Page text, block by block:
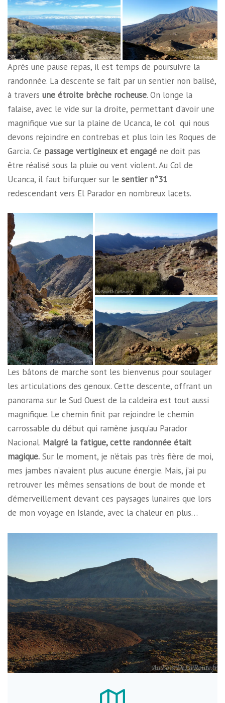
Après une pause repas, il est temps de poursuivre la
randonnée. La descente se fait par un sentier non balisé,
à travers une étroite brèche rocheuse. On longe la
falaise, avec le vide sur la droite, permettant d’avoir une
magnifique vue sur la plaine de Ucanca, le col qui nous
devons rejoindre en contrebas et plus loin les Roques de
Garcia. Ce passage vertigineux et engagé ne doit pas
être réalisé sous la pluie ou vent violent. Au Col de
Ucanca, il faut bifurquer sur le sentier n°31
redescendant vers El Parador en nombreux lacets.
Les bâtons de marche sont les bienvenus pour soulager
les articulations des genoux. Cette descente, offrant un
panorama sur le Sud Ouest de la caldeira est tout aussi
magnifique. Le chemin finit par rejoindre le chemin
carrossable du début qui ramène jusqu’au Parador
Nacional. Malgré la fatigue, cette randonnée était
magique. Sur le moment, je n’étais pas très fière de moi,
mes jambes n’avaient plus aucune énergie. Mais, j’ai pu
retrouver les mêmes sensations de bout de monde et
d’émerveillement devant ces paysages lunaires que lors
de mon voyage en Islande, avec la chaleur en plus…